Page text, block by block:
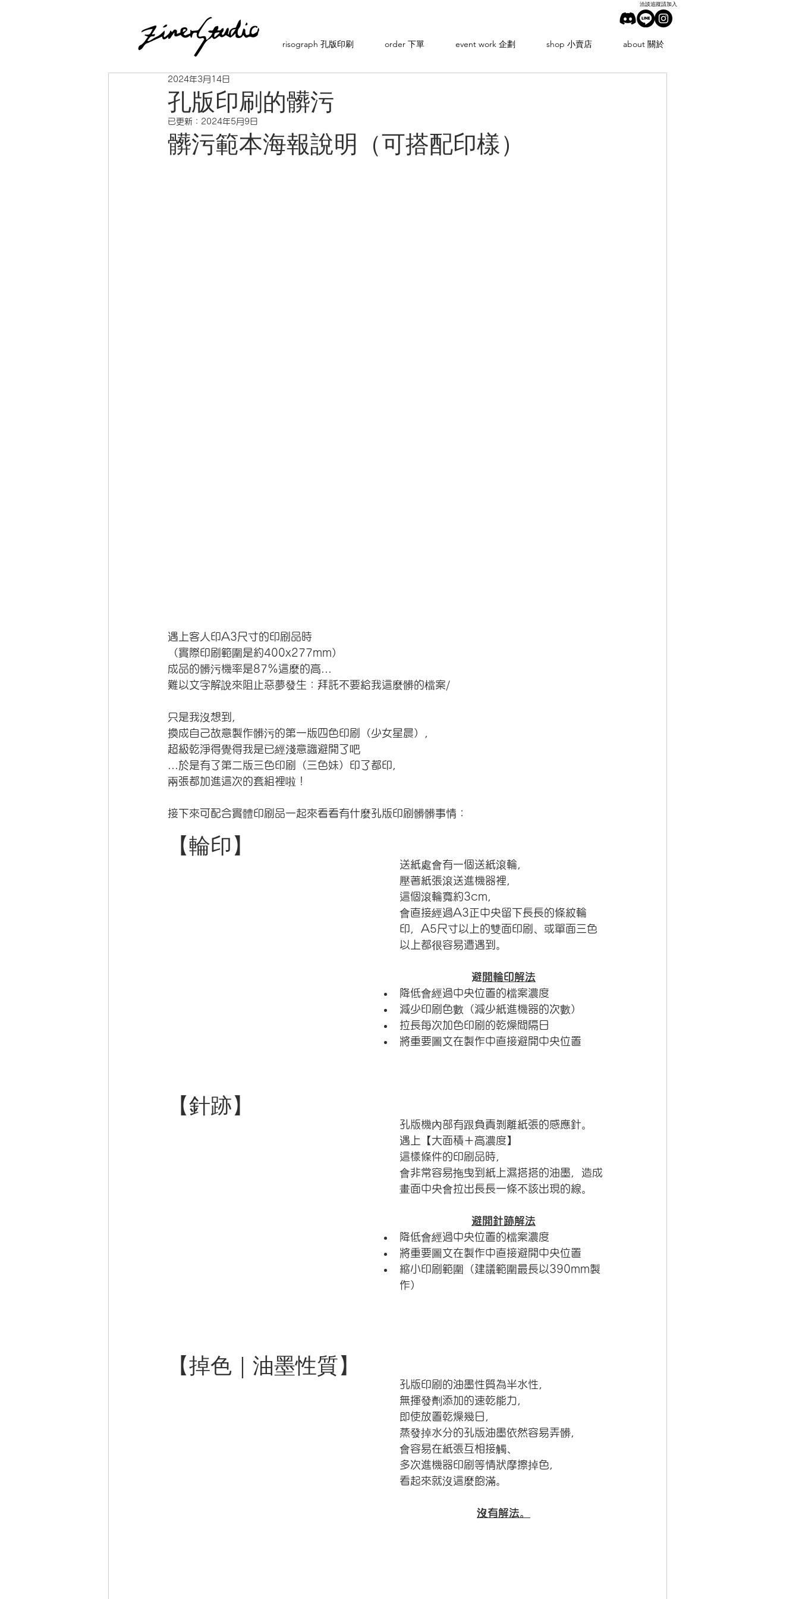
洽談追蹤請加入
risograph 孔版印刷 order 下單 event work 企劃 shop 小賣店 about 關於
孔版印刷的髒污
2024年3月14日
已更新： 2024年5月9日
髒污範本海報說明（可搭配印樣）
遇上客人印A3尺寸的印刷品時
（實際印刷範圍是約400x277mm）
成品的髒污機率是87%這麼的高...
難以文字解說來阻止惡夢發生：拜託不要給我這麼髒的檔案/
只是我沒想到，
換成自己故意製作髒污的第一版四色印刷（少女星晨），
超級乾淨得覺得我是已經淺意識避開了吧
...於是有了第二版三色印刷（三色妹）印了都印，
兩張都加進這次的套組裡啦！
​接下來可配合實體印刷品一起來看看有什麼孔版印刷髒髒事情：
【輪印】
送紙處會有一個送紙滾輪，
壓著紙張滾送進機器裡，
這個滾輪寬約3cm，
會直接經過A3正中央留下長長的條紋輪
印，A5尺寸以上的雙面印刷、或單面三色
以上都很容易遭遇到。
​避開輪印解法
降低會經過中央位置的檔案濃度
減少印刷色數（減少紙進機器的次數）
拉長每次加色印刷的乾燥間隔日
​將重要圖文在製作中直接避開中央位置
【針跡】
孔版機內部有跟負責剝離紙張的感應針。
遇上【大面積＋高濃度】
這樣條件的印刷品時，
會非常容易拖曳到紙上濕搭搭的油墨，造成
畫面中央會拉出長長一條不該出現的線。
避開針跡解法
降低會經過中央位置的檔案濃度
​將重要圖文在製作中直接避開中央位置
​縮小印刷範圍（建議範圍最長以390mm製
作）
【掉色｜油墨性質】
孔版印刷的油墨性質為半水性，
無揮發劑添加的速乾能力，
即使放置乾燥幾日，
蒸發掉水分的孔版油墨依然容易弄髒，
會容易在紙張互相接觸、
多次進機器印刷等情狀摩擦掉色，
看起來就沒這麼飽滿。
​沒有解法。